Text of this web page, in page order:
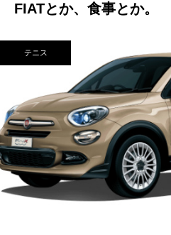
FIATとか、食事とか。
テニス